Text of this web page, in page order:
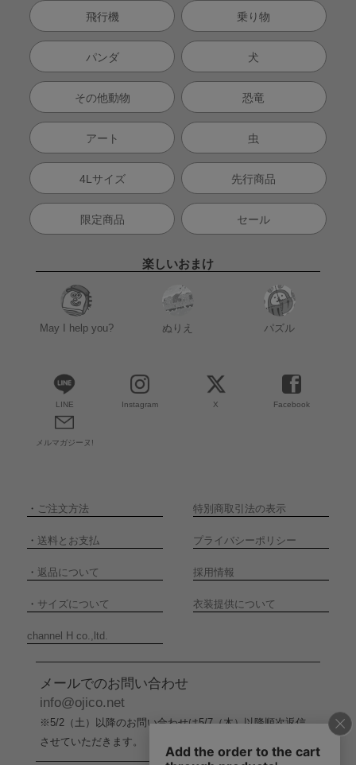
飛行機 乗り物
パンダ 犬
その他動物 恐竜
アート 虫
4Lサイズ 先行商品
限定商品 セール
楽しいおまけ
May I help you? ぬりえ パズル
LINE Instagram X Facebook
メルマガジーヌ!
・ ご注文方法 特別商取引法の表示
・ 送料とお支払 プライバシーポリシー
・ 返品について 採用情報
・ サイズについて 衣装提供について
channel H co.,ltd.
メールでのお問い合わせ
info@ojico.net
※5/2（土）以降のお問い合わせは5/7（木）以降順次返信
させていただきます。